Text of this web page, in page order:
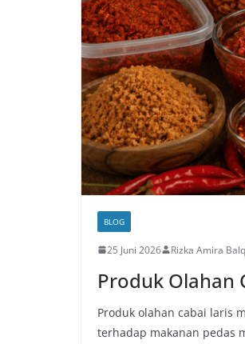
BLOG
25 Juni 2026 Rizka Amira
Produk Olahan
Produk olahan cabai laris
terhadap makanan pedas